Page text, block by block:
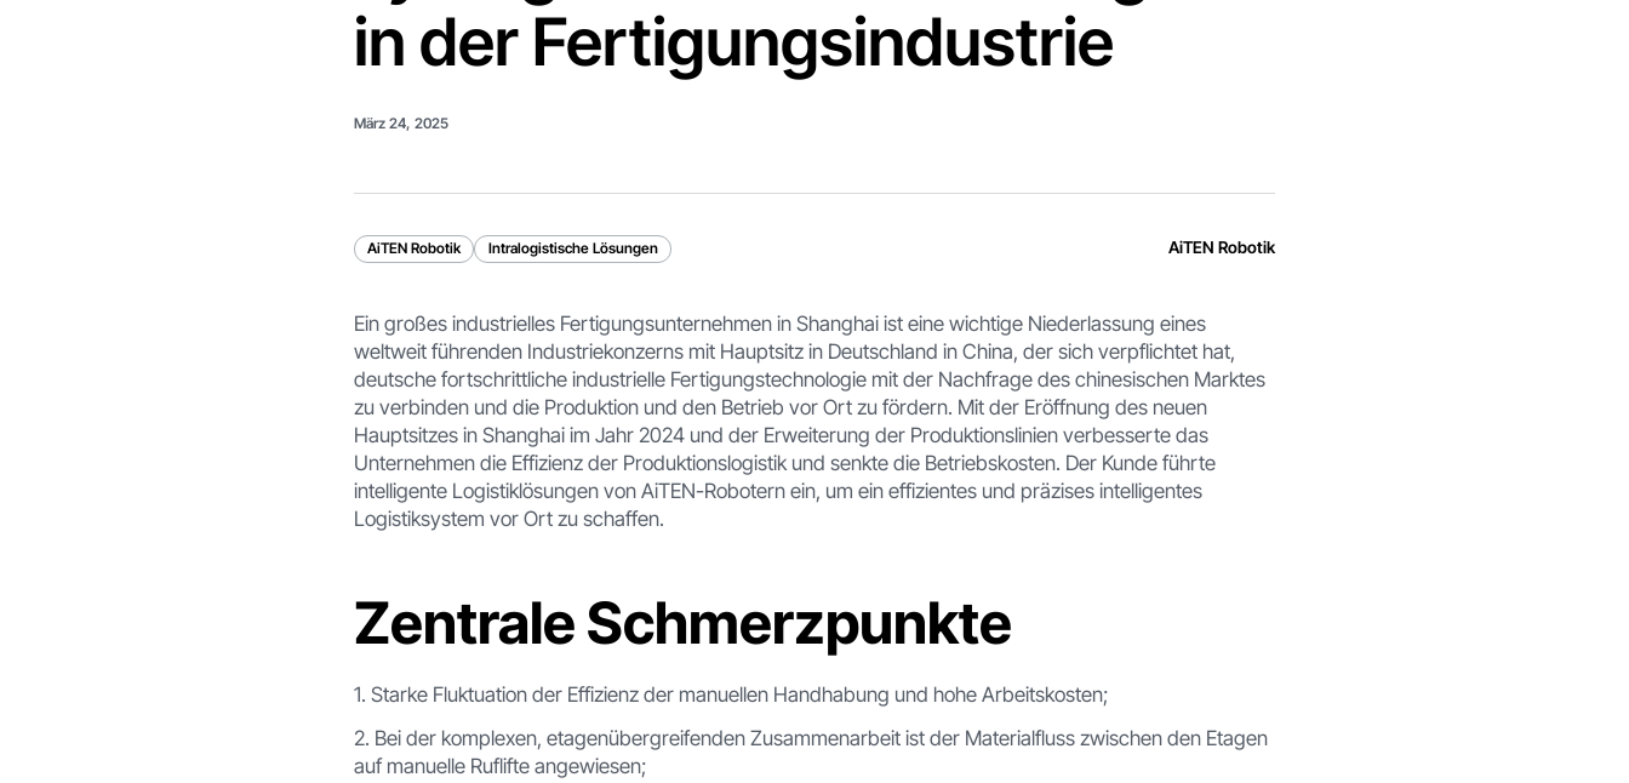
in der Fertigungsindustrie
März 24, 2025
AiTEN Robotik Intralogistische Lösungen AiTEN Robotik
Ein großes industrielles Fertigungsunternehmen in Shanghai ist eine wichtige Niederlassung eines
weltweit führenden Industriekonzerns mit Hauptsitz in Deutschland in China, der sich verpflichtet hat,
deutsche fortschrittliche industrielle Fertigungstechnologie mit der Nachfrage des chinesischen Marktes
zu verbinden und die Produktion und den Betrieb vor Ort zu fördern. Mit der Eröffnung des neuen
Hauptsitzes in Shanghai im Jahr 2024 und der Erweiterung der Produktionslinien verbesserte das
Unternehmen die Effizienz der Produktionslogistik und senkte die Betriebskosten. Der Kunde führte
intelligente Logistiklösungen von AiTEN-Robotern ein, um ein effizientes und präzises intelligentes
Logistiksystem vor Ort zu schaffen.
Zentrale Schmerzpunkte
1. Starke Fluktuation der Effizienz der manuellen Handhabung und hohe Arbeitskosten;
2. Bei der komplexen, etagenübergreifenden Zusammenarbeit ist der Materialfluss zwischen den Etagen
auf manuelle Ruflifte angewiesen;